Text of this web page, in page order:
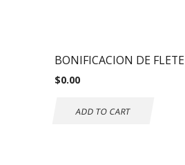
BONIFICACION DE FLETE
$0.00
ADD TO CART